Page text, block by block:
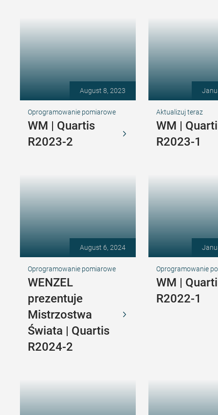
August 8, 2023
Oprogramowanie pomiarowe
WM | Quartis
R2023-2
Aktualizuj teraz
WM |
R2023-1
August 6, 2024
Oprogramowanie pomiarowe
WENZEL
prezentuje
Mistrzostwa
Świata | Quartis
R2024-2
Oprogramowanie
WM |
R2022-1